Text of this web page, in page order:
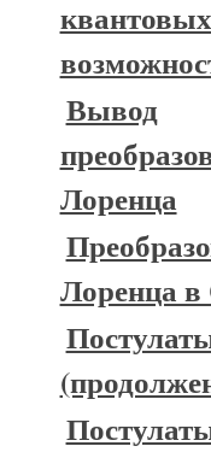
квантовых
Вывод
Лоренца
Лоренца